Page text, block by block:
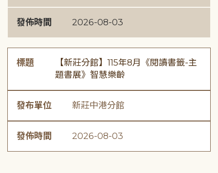
發佈時間 2026-08-03
標題
【新莊分館】115年8月《閱讀書籤-主
題書展》智慧樂齡
發布單位 新莊中港分館
發佈時間 2026-08-03